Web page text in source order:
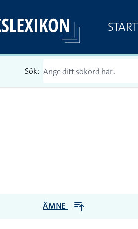
START
Sök:
ÄMNE